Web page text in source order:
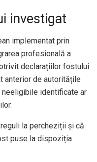
investigat
implementat prin
profesională a
declarațiilor fostului
anterior de autoritățile
identificate ar
la percheziții și că
puse la dispoziția